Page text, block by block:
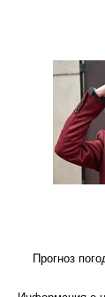
Прогноз